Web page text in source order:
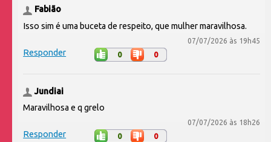
Fabião
Isso sim é uma buceta de respeito, que mulher maravilhosa.
07/07/2026 às 19h45
Responder 0 0
Jundiai
Maravilhosa e q grelo
07/07/2026 às 18h26
Responder 0 0